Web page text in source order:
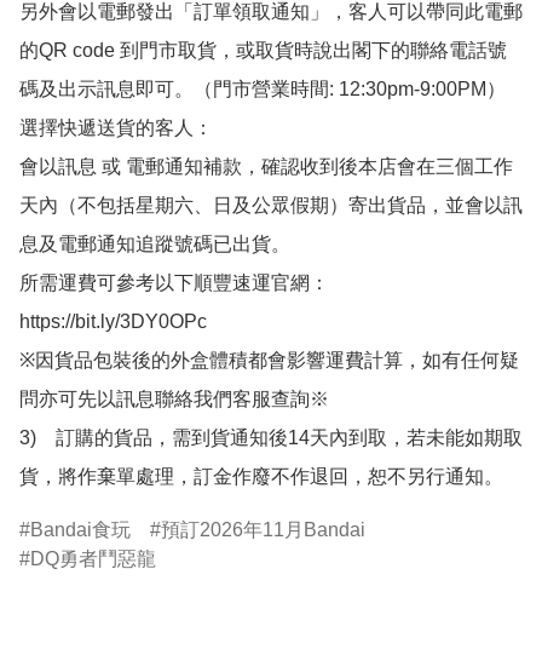
另外會以電郵發出「訂單領取通知」，客人可以帶同此電郵
的QR code 到門市取貨，或取貨時說出閣下的聯絡電話號
碼及出示訊息即可。（門市營業時間: 12:30pm-9:00PM）
選擇快遞送貨的客人：
會以訊息 或 電郵通知補款，確認收到後本店會在三個工作
天內（不包括星期六、日及公眾假期）寄出貨品，並會以訊
息及電郵通知追蹤號碼已出貨。
所需運費可參考以下順豐速運官網：
https://bit.ly/3DY0OPc
※因貨品包裝後的外盒體積都會影響運費計算，如有任何疑
問亦可先以訊息聯絡我們客服查詢※
3)　訂購的貨品，需到貨通知後14天內到取，若未能如期取
貨，將作棄單處理，訂金作廢不作退回，恕不另行通知。
Bandai食玩
預訂2026年11月Bandai
DQ勇者鬥惡龍